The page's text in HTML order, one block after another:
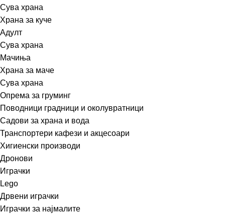
Сува храна
Храна за куче
Адулт
Сува храна
Мачиња
Храна за маче
Сува храна
Опрема за груминг
Поводници градници и околувратници
Садови за храна и вода
Транспортери кафези и акцесоари
Хигиенски производи
Дронови
Играчки
Lego
Дрвени играчки
Играчки за најмалите